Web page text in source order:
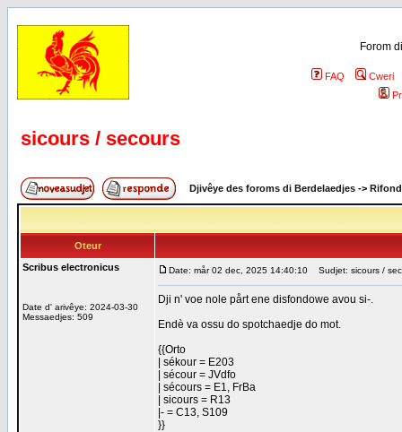
Forom
FAQ
Cweri
sicours / secours
Djivêye des foroms di Berdelaedjes ->
Oteur
Scribus electronicus
Date d' arivêye: 2024-03-30
Messaedjes: 509
Date: mår 02 dec, 2025 14:40:10 Sudjet: sicours /
Dji n' voe nole pårt ene disfondowe avou si-.
Endè va ossu do spotchaedje do mot.
{{Orto
| sékour = E203
| sécour = JVdfo
| sécours = E1, FrBa
| sicours = R13
|- = C13, S109
}}